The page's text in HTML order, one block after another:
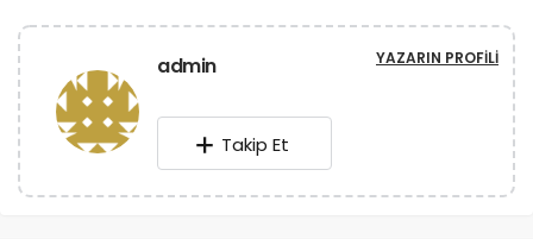
admin YAZARIN PROFILI
Takip Et